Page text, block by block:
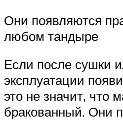
Они появляются
любом тандыре
Если после сушки
эксплуатации
это не значит, что
бракованный. Они